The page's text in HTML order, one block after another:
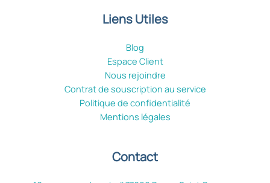
Liens Utiles
Blog
Espace Client
Nous rejoindre
Contrat de souscription au service
Politique de confidentialité
Mentions légales
Contact